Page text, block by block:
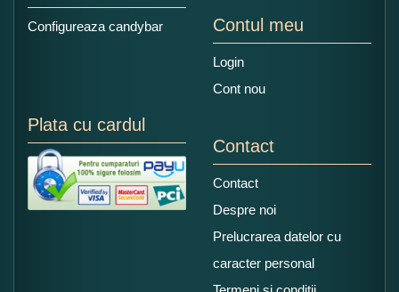
Configureaza candybar Contul meu
Login
Cont nou
Plata cu cardul
Contact
Contact
Despre noi
Prelucrarea datelor cu
caracter personal